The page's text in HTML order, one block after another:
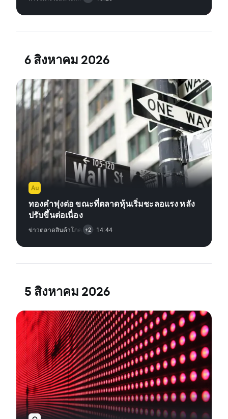
6 สิงหาคม 2026
ทองคำพุ่งต่อ ขณะที่ตลาดหุ้นเริ่มชะลอแรง หลัง
ปรับขึ้นต่อเนื่อง
ข่าวตลาดสินค้าโภคภัณฑ์,การวิเคราะห์ทางเทคนิค
+2 · 14:44
5 สิงหาคม 2026